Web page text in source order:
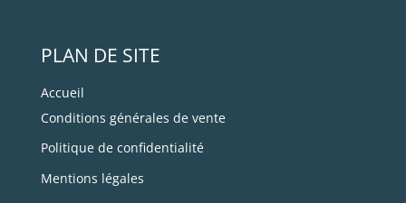
PLAN DE SITE
Accueil
Conditions générales de vente
Politique de confidentialité
Mentions légales